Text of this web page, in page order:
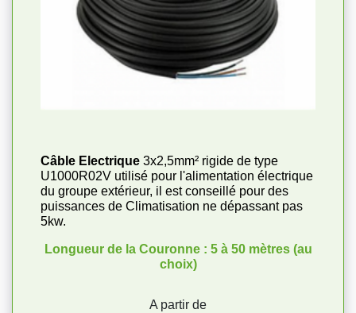
Câble Electrique 3x2,5mm² rigide de type
U1000R02V utilisé pour l'alimentation électrique
du groupe extérieur, il est conseillé pour des
puissances de Climatisation ne dépassant pas
5kw.
Longueur de la Couronne : 5 à 50 mètres (au
choix)
A partir de